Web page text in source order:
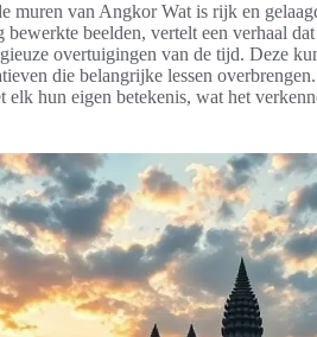
muren van Angkor Wat is rijk en
beelden, vertelt een verhaal
overtuigingen van de tijd. Deze
die belangrijke lessen
elk hun eigen betekenis, wat het